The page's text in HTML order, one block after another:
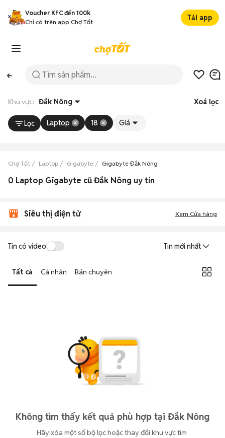
Voucher KFC đến 100k
Chỉ có trên app Chợ Tốt
Tải app
Khu vực: Đắk Nông Xoá lọc
Lọc Laptop 18 Giá
Chợ Tốt Laptop Gigabyte Gigabyte Đắk Nông
0 Laptop Gigabyte cũ Đắk Nông uy tín
Siêu thị điện tử Xem Cửa hàng
Tin có video Tin mới nhất
Tất cả Cá nhân Bán chuyên
Không tìm thấy kết quả phù hợp tại Đắk Nông
Hãy xóa một số bộ lọc hoặc thay đổi khu vực tìm